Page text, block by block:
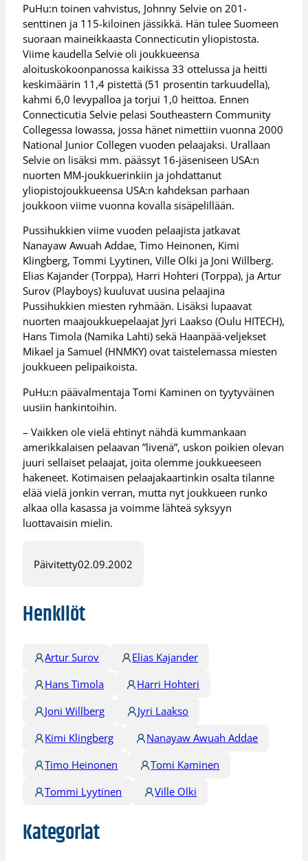
PuHu:n toinen vahvistus, Johnny Selvie on 201-
senttinen ja 115-kiloinen jässikkä. Hän tulee Suomeen
suoraan maineikkaasta Connecticutin yliopistosta.
Viime kaudella Selvie oli joukkueensa
aloituskokoonpanossa kaikissa 33 ottelussa ja heitti
keskimäärin 11,4 pistettä (51 prosentin tarkuudella),
kahmi 6,0 levypalloa ja torjui 1,0 heittoa. Ennen
Connecticutia Selvie pelasi Southeastern Community
Collegessa Iowassa, jossa hänet nimettiin vuonna 2000
National Junior Collegen vuoden pelaajaksi. Urallaan
Selvie on lisäksi mm. päässyt 16-jäseniseen USA:n
nuorten MM-joukkuerinkiin ja johdattanut
yliopistojoukkueensa USA:n kahdeksan parhaan
joukkoon viime vuonna kovalla sisäpelillään.
Pussihukkien viime vuoden pelaajista jatkavat
Nanayaw Awuah Addae, Timo Heinonen, Kimi
Klingberg, Tommi Lyytinen, Ville Olki ja Joni Willberg.
Elias Kajander (Torppa), Harri Hohteri (Torppa), ja Artur
Surov (Playboys) kuuluvat uusina pelaajina
Pussihukkien miesten ryhmään. Lisäksi lupaavat
nuorten maajoukkuepelaajat Jyri Laakso (Oulu HITECH),
Hans Timola (Namika Lahti) sekä Haanpää-veljekset
Mikael ja Samuel (HNMKY) ovat taistelemassa miesten
joukkueen pelipaikoista.
PuHu:n päävalmentaja Tomi Kaminen on tyytyväinen
uusiin hankintoihin.
– Vaikken ole vielä ehtinyt nähdä kummankaan
amerikkalaisen pelaavan ”livenä”, uskon poikien olevan
juuri sellaiset pelaajat, joita olemme joukkueeseen
hakeneet. Kotimaisen pelaajakaartinkin osalta tilanne
elää vielä jonkin verran, mutta nyt joukkueen runko
alkaa olla kasassa ja voimme lähteä syksyyn
luottavaisin mielin.
Päivitetty02.09.2002
Henkilöt
Artur Surov
Elias Kajander
Hans Timola
Harri Hohteri
Joni Willberg
Jyri Laakso
Kimi Klingberg
Nanayaw Awuah Addae
Timo Heinonen
Tomi Kaminen
Tommi Lyytinen
Ville Olki
Kategoriat